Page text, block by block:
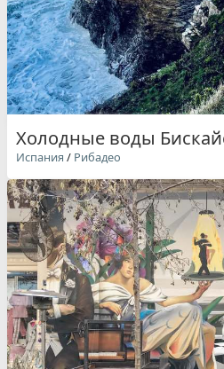
Холодные воды
Испания / Рибадео